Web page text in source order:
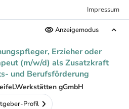
Impressum
Anzeigemodus
Erzieher oder
(m/w/d) als Zusatzkraft
und Berufsförderung
gGmbH
Profil